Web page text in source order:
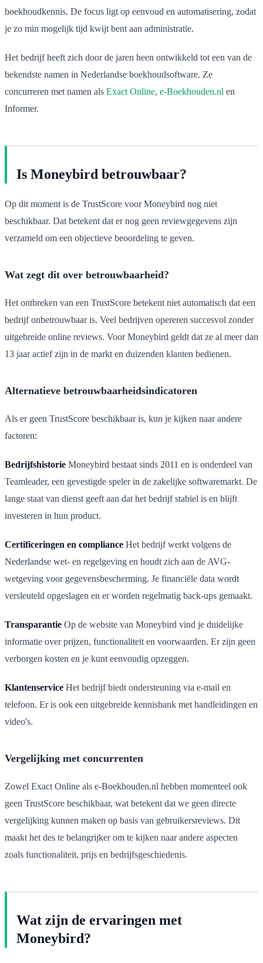
boekhoudkennis. De focus ligt op eenvoud en automatisering, zodat
je zo min mogelijk tijd kwijt bent aan administratie.
Het bedrijf heeft zich door de jaren heen ontwikkeld tot een van de
bekendste namen in Nederlandse boekhoudsoftware. Ze
concurreren met namen als Exact Online, e-Boekhouden.nl en
Informer.
Is Moneybird betrouwbaar?
Op dit moment is de TrustScore voor Moneybird nog niet
beschikbaar. Dat betekent dat er nog geen reviewgegevens zijn
verzameld om een objectieve beoordeling te geven.
Wat zegt dit over betrouwbaarheid?
Het ontbreken van een TrustScore betekent niet automatisch dat een
bedrijf onbetrouwbaar is. Veel bedrijven opereren succesvol zonder
uitgebreide online reviews. Voor Moneybird geldt dat ze al meer dan
13 jaar actief zijn in de markt en duizenden klanten bedienen.
Alternatieve betrouwbaarheidsindicatoren
Als er geen TrustScore beschikbaar is, kun je kijken naar andere
factoren:
Bedrijfshistorie Moneybird bestaat sinds 2011 en is onderdeel van
Teamleader, een gevestigde speler in de zakelijke softwaremarkt. De
lange staat van dienst geeft aan dat het bedrijf stabiel is en blijft
investeren in hun product.
Certificeringen en compliance Het bedrijf werkt volgens de
Nederlandse wet- en regelgeving en houdt zich aan de AVG-
wetgeving voor gegevensbescherming. Je financiële data wordt
versleuteld opgeslagen en er worden regelmatig back-ups gemaakt.
Transparantie Op de website van Moneybird vind je duidelijke
informatie over prijzen, functionaliteit en voorwaarden. Er zijn geen
verborgen kosten en je kunt eenvoudig opzeggen.
Klantenservice Het bedrijf biedt ondersteuning via e-mail en
telefoon. Er is ook een uitgebreide kennisbank met handleidingen en
video's.
Vergelijking met concurrenten
Zowel Exact Online als e-Boekhouden.nl hebben momenteel ook
geen TrustScore beschikbaar, wat betekent dat we geen directe
vergelijking kunnen maken op basis van gebruikersreviews. Dit
maakt het des te belangrijker om te kijken naar andere aspecten
zoals functionaliteit, prijs en bedrijfsgeschiedenis.
Wat zijn de ervaringen met
Moneybird?